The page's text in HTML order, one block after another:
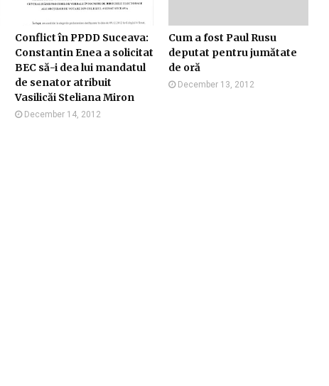
Conflict în PPDD Suceava:
Constantin Enea a solicitat
BEC să-i dea lui mandatul
de senator atribuit
Vasilicăi Steliana Miron
December 14, 2012
Cum a fost Paul Rusu
deputat pentru jumătate
de oră
December 13, 2012